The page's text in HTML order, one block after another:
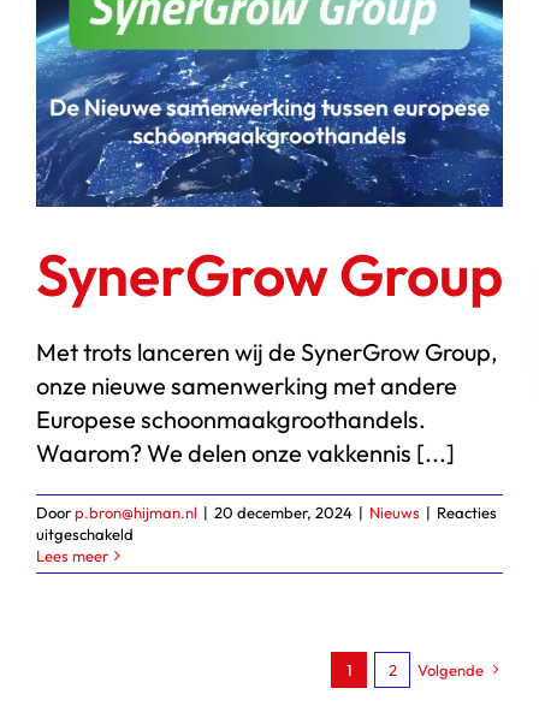
SynerGrow Group
Met trots lanceren wij de SynerGrow Group,
onze nieuwe samenwerking met andere
Europese schoonmaakgroothandels.
Waarom? We delen onze vakkennis [...]
Doorp.bron@hijman.nl | 20 december, 2024 | Nieuws | Reacties
uitgeschakeld
Group
Lees meer
1 2 Volgende